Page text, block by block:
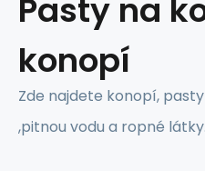
Pasty na
konopí
Zde najdete konopí,
,pitnou vodu a ropné látky.